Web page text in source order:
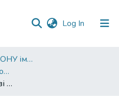
Log In (current)
Наукові видання ОНУ імені І. І. Мечникова
Вісник Одеського національного університету. Географічні та геологічні науки
Розчинені вуглеводневі гази у водяній товщі морів України